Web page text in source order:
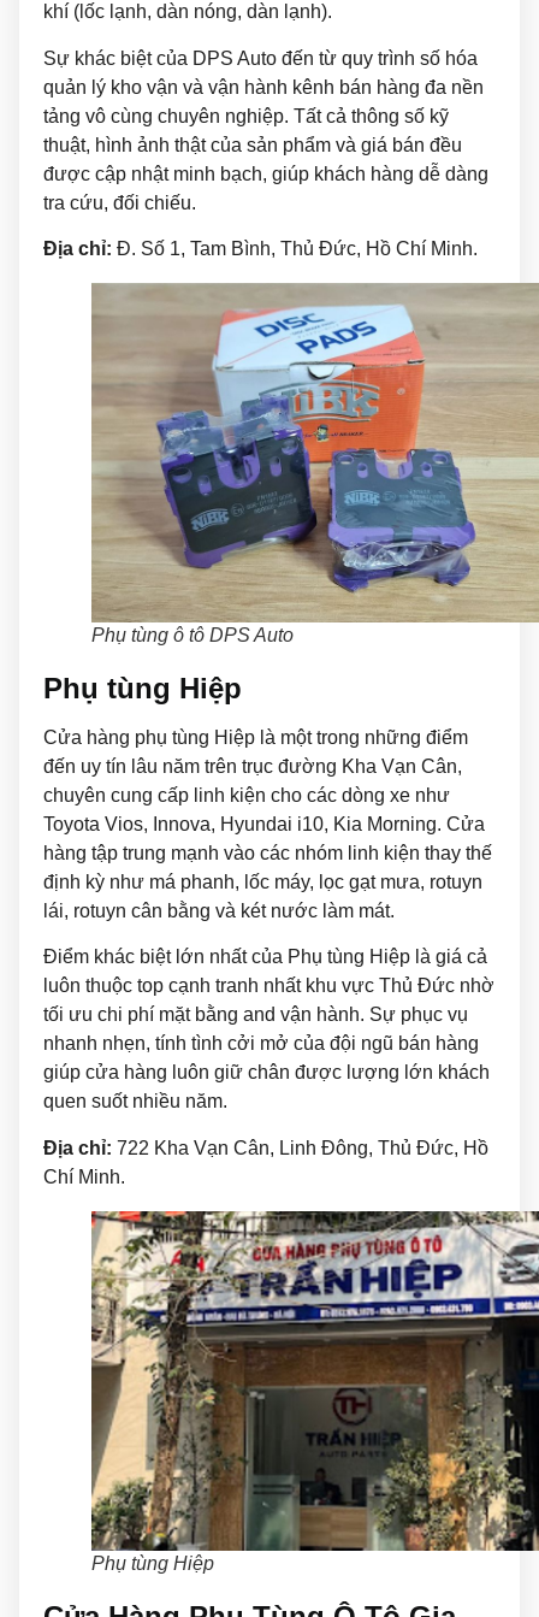
khí (lốc lạnh, dàn nóng, dàn lạnh).
Sự khác biệt của DPS Auto đến từ quy trình số hóa
quản lý kho vận và vận hành kênh bán hàng đa nền
tảng vô cùng chuyên nghiệp. Tất cả thông số kỹ
thuật, hình ảnh thật của sản phẩm và giá bán đều
được cập nhật minh bạch, giúp khách hàng dễ dàng
tra cứu, đối chiếu.
Địa chỉ: Đ. Số 1, Tam Bình, Thủ Đức, Hồ Chí Minh.
Phụ tùng ô tô DPS Auto
Phụ tùng Hiệp
Cửa hàng phụ tùng Hiệp là một trong những điểm
đến uy tín lâu năm trên trục đường Kha Vạn Cân,
chuyên cung cấp linh kiện cho các dòng xe như
Toyota Vios, Innova, Hyundai i10, Kia Morning. Cửa
hàng tập trung mạnh vào các nhóm linh kiện thay thế
định kỳ như má phanh, lốc máy, lọc gạt mưa, rotuyn
lái, rotuyn cân bằng và két nước làm mát.
Điểm khác biệt lớn nhất của Phụ tùng Hiệp là giá cả
luôn thuộc top cạnh tranh nhất khu vực Thủ Đức nhờ
tối ưu chi phí mặt bằng and vận hành. Sự phục vụ
nhanh nhẹn, tính tình cởi mở của đội ngũ bán hàng
giúp cửa hàng luôn giữ chân được lượng lớn khách
quen suốt nhiều năm.
Địa chỉ: 722 Kha Vạn Cân, Linh Đông, Thủ Đức, Hồ
Chí Minh.
Phụ tùng Hiệp